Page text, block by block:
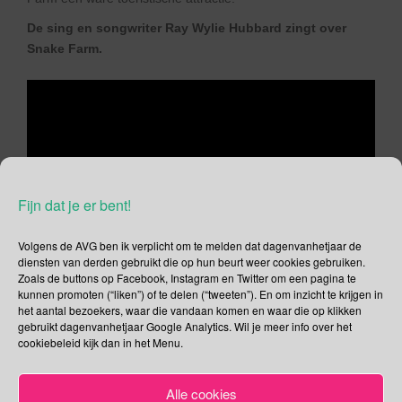
Fijn dat je er bent!
Volgens de AVG ben ik verplicht om te melden dat dagenvanhetjaar de
diensten van derden gebruikt die op hun beurt weer cookies gebruiken.
Zoals de buttons op Facebook, Instagram en Twitter om een pagina te
kunnen promoten (“liken”) of te delen (“tweeten”). En om inzicht te krijgen in
het aantal bezoekers, waar die vandaan komen en waar die op klikken
gebruikt dagenvanhetjaar Google Analytics. Wil je meer info over het
cookiebeleid kijk dan in het Menu.
Alle cookies
De sing en songwriter Ray Wylie Hubbard zingt over
Snake Farm.